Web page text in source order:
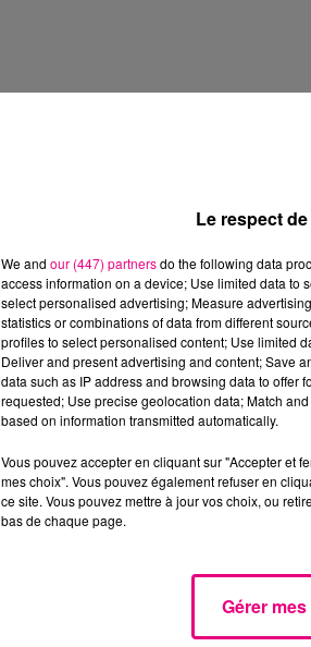
Le respect
We and our (447) partnersdo the following data
access information on a device; Use limited data to
select personalised advertising; Measure
statistics or combinations of data from different
profiles to select personalised content; Use limited
Deliver and present advertising and content; Save
data such as IP address and browsing data to offer
requested; Use precise geolocation data; Match
based on information transmitted automatically.
Vous pouvez accepter en cliquant sur "Accepter et
mes choix". Vous pouvez également refuser en
ce site. Vous pouvez mettre à jour vos choix, ou
bas de chaque page.
Gérer